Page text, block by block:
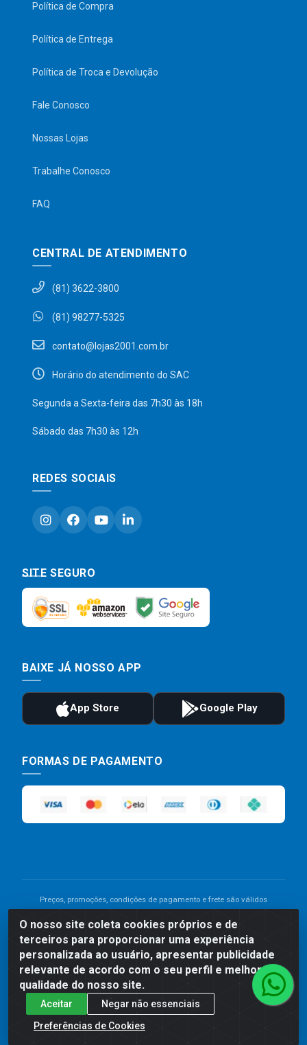
O nosso site coleta cookies próprios e de
terceiros para proporcionar uma experiência
personalizada ao usuário, apresentar publicidade
relevante de acordo com o seu perfil e melhorar a
qualidade do nosso site.
Aceitar
Negar não essenciais
Preferências de Cookies
Política de Compra
Política de Entrega
Política de Troca e Devolução
Fale Conosco
Nossas Lojas
Trabalhe Conosco
FAQ
CENTRAL DE ATENDIMENTO
(81) 3622-3800
(81) 98277-5325
contato@lojas2001.com.br
Horário do atendimento do SAC
Segunda a Sexta-feira das 7h30 às 18h
Sábado das 7h30 às 12h
REDES SOCIAIS
SITE SEGURO
BAIXE JÁ NOSSO APP
FORMAS DE PAGAMENTO
Preços, promoções, condições de pagamento e frete são válidos
divergência de preço de um produto, será válido o preço que for
exibido no carrinho de compras do site no momento do pagamento.
As vendas estão sujeitas a análise e disponibilidade do estoque.
Imagens de produtos meramente ilustrativas.
Comercial de Construção 2001 LTDA - Av. Congresso
Eucarístico, 1179 - São José, Carpina - PE - CEP: 55811-
000 - 70.220.389/0001-66